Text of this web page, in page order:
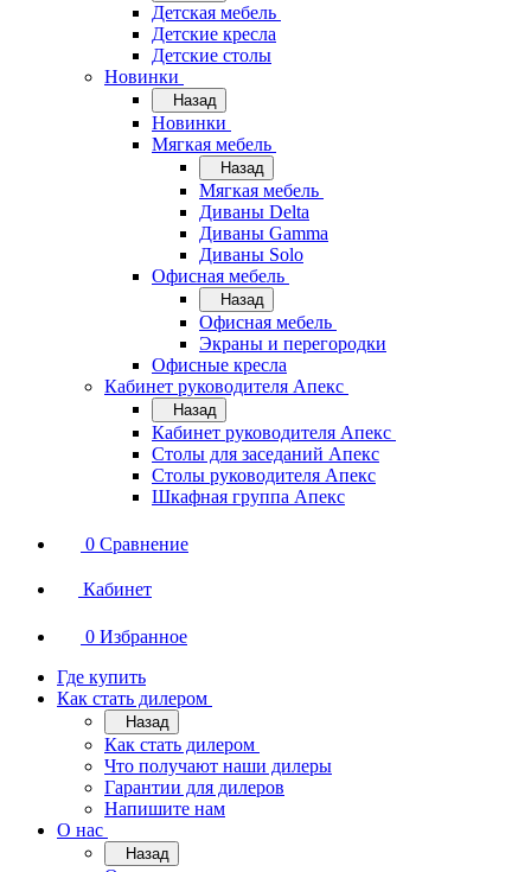
Детская мебель
Детские кресла
Детские столы
Новинки
Назад
Новинки
Мягкая мебель
Назад
Мягкая мебель
Диваны Delta
Диваны Gamma
Диваны Solo
Офисная мебель
Назад
Офисная мебель
Экраны и перегородки
Офисные кресла
Кабинет руководителя Апекс
Назад
Кабинет руководителя Апекс
Столы для заседаний Апекс
Столы руководителя Апекс
Шкафная группа Апекс
0 Сравнение
Кабинет
0 Избранное
Где купить
Как стать дилером
Назад
Как стать дилером
Что получают наши дилеры
Гарантии для дилеров
Напишите нам
О нас
Назад